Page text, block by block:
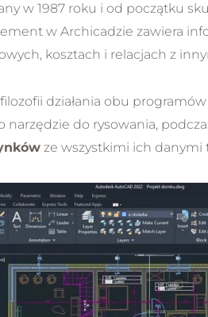
w 1987 roku i od początku
w Archicadzie zawiera
kosztach i relacjach z
działania obu
narzędzie do rysowania,
ze wszystkimi ich danymi